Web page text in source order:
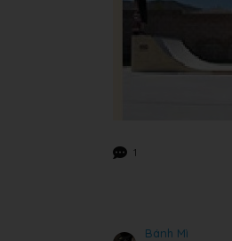
1
Bánh Mì